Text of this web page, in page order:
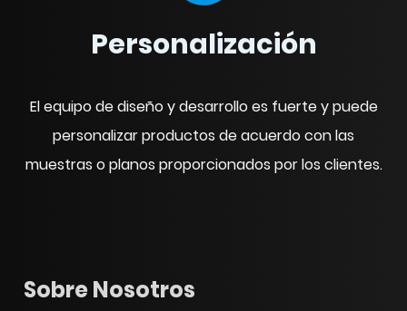
Personalización
El equipo de diseño y desarrollo es fuerte y puede
personalizar productos de acuerdo con las
muestras o planos proporcionados por los clientes.
Sobre Nosotros